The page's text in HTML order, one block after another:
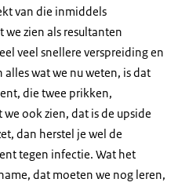
van die inmiddels
zien als resultanten
veel snellere verspreiding en
wat we nu weten, is dat
die twee prikken,
ook zien, dat is de upside
dan herstel je wel de
tegen infectie. Wat het
dat moeten we nog leren,